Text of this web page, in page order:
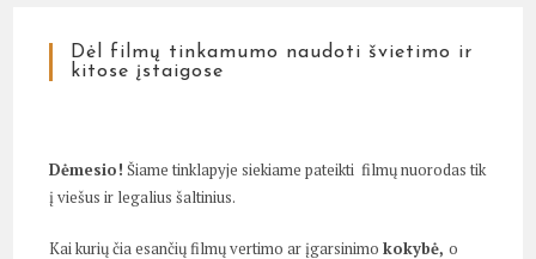
Dėl filmų tinkamumo naudoti švietimo ir
kitose įstaigose
Dėmesio! Šiame tinklapyje siekiame pateikti filmų nuorodas tik
į viešus ir legalius šaltinius.
Kai kurių čia esančių filmų vertimo ar įgarsinimokokybė,o